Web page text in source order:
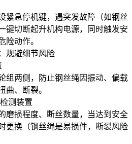
紧急停机键，遇突发故障（如钢丝
键切断起升机构电源，同时触发安
险动作。
规避细节风险
组两侧，防止钢丝绳因振动、偏载
曲、断裂。
测装置
磨损程度、断丝数量，当达到安全
更换（钢丝绳是易损件，断裂风险